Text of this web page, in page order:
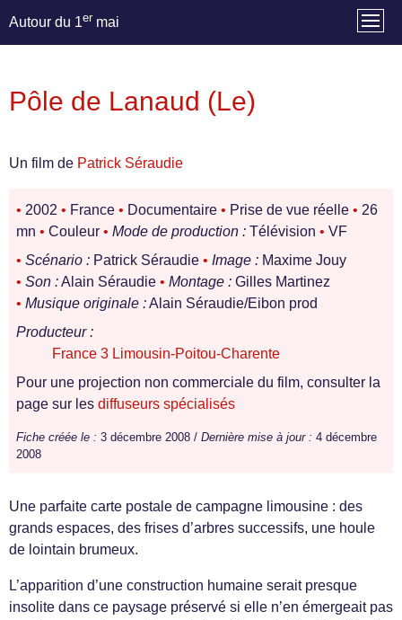
Autour du 1er mai
Pôle de Lanaud (Le)
Un film de Patrick Séraudie
• 2002 • France • Documentaire • Prise de vue réelle • 26
mn • Couleur • Mode de production : Télévision • VF
• Scénario : Patrick Séraudie • Image : Maxime Jouy
• Son :Alain Séraudie • Montage : Gilles Martinez
• Musique originale :Alain Séraudie/Eibon prod
Producteur :
France 3 Limousin-Poitou-Charente
Pour une projection non commerciale du film, consulter la
page sur les diffuseurs spécialisés
Fiche créée le : 3 décembre 2008 / Dernière mise à jour : 4 décembre
2008
Une parfaite carte postale de campagne limousine : des
grands espaces, des frises d’arbres successifs, une houle
de lointain brumeux.
L’apparition d’une construction humaine serait presque
insolite dans ce paysage préservé si elle n’en émergeait pas